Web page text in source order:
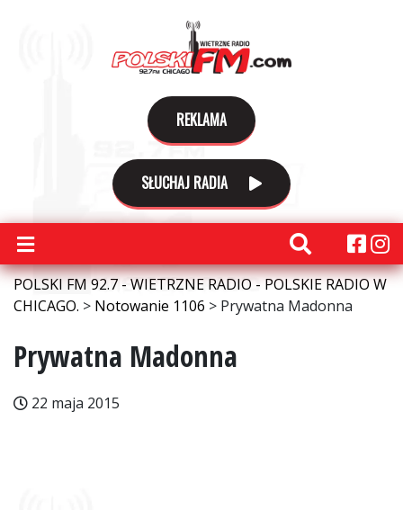
REKLAMA
SŁUCHAJ RADIA
POLSKI FM 92.7 - WIETRZNE RADIO - POLSKIE RADIO W
CHICAGO. > Notowanie 1106 > Prywatna Madonna
Prywatna Madonna
22 maja 2015